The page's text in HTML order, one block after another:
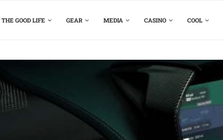
THE GOOD LIFE GEAR MEDIA CASINO COOL